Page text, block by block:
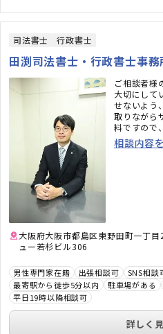
司法書士 行政書士
田渕司法書士・行政書士事務
ご相談者様
大切にして
せないよう
取りながら
料ですので
きをすれば
も、安心し
相談内容
大阪府大阪市都島区東野田町一丁
ュー若杉ビル306
男性専門家在籍 出張相談可 SNS相談
最寄駅から徒歩5分以内
駐車場がある
平日19時以降相談可
詳しく